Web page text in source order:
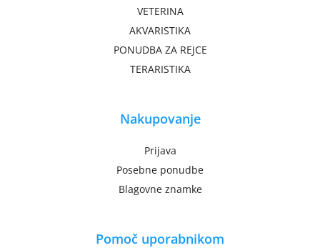
VETERINA
AKVARISTIKA
PONUDBA ZA REJCE
TERARISTIKA
Nakupovanje
Prijava
Posebne ponudbe
Blagovne znamke
Pomoč uporabnikom